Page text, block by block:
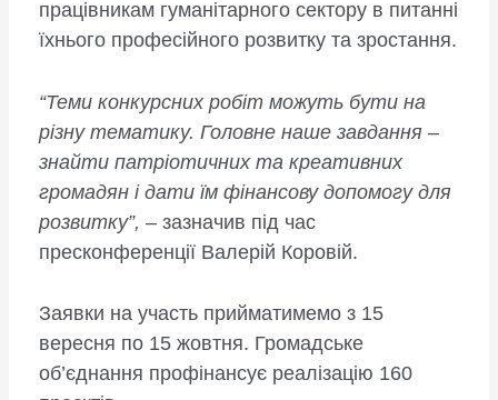
працівникам гуманітарного сектору в питанні
їхнього професійного розвитку та зростання.
“Теми конкурсних робіт можуть бути на
різну тематику. Головне наше завдання –
знайти патріотичних та креативних
громадян і дати їм фінансову допомогу для
розвитку”, – зазначив під час
пресконференції Валерій Коровій.
Заявки на участь прийматимемо з 15
вересня по 15 жовтня. Громадське
об’єднання профінансує реалізацію 160